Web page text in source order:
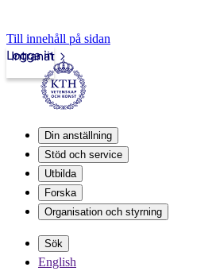
Till innehåll på sidan
Intranät
Logga in
Din anställning
Stöd och service
Utbilda
Forska
Organisation och styrning
Sök
English